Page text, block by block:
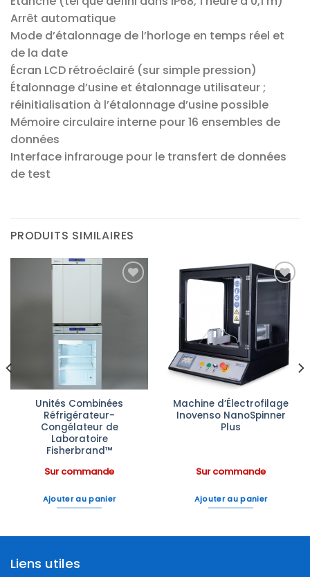
Arrêt automatique
Mode d’étalonnage de l’horloge en temps réel et
de la date
Écran LCD rétroéclairé (sur simple pression)
Étalonnage d’usine et étalonnage utilisateur ;
réinitialisation à l’étalonnage d’usine possible
Mémoire circulaire interne pour 16 ensembles de
données
Interface infrarouge pour le transfert de données
de test
PRODUITS SIMILAIRES
Unités Combinées
Réfrigérateur-
Congélateur de
Laboratoire
Fisherbrand™
Sur commande
Ajouter au panier
Ajouter
à la liste
d’envies
Machine d’Électrofilage
Inovenso NanoSpinner
Plus
Sur commande
Ajouter au panier
Liens utiles